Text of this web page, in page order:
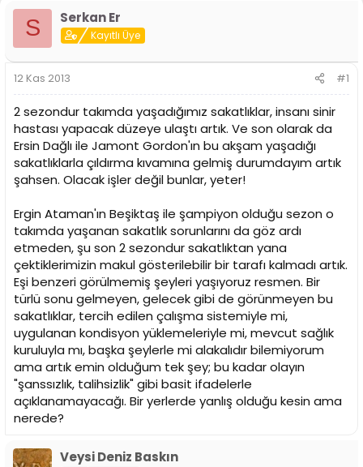
u
y
u
B
a
ş
l
a
t
a
n
a
n
ı
t
a
r
i
h
i
S Serkan Er
Kayıtlı Üye
12 Kas 2013 #1
2 sezondur takımda yaşadığımız sakatlıklar, insanı sinir
hastası yapacak düzeye ulaştı artık. Ve son olarak da
Ersin Dağlı ile Jamont Gordon'ın bu akşam yaşadığı
sakatlıklarla çıldırma kıvamına gelmiş durumdayım artık
şahsen. Olacak işler değil bunlar, yeter!
Ergin Ataman'ın Beşiktaş ile şampiyon olduğu sezon o
takımda yaşanan sakatlık sorunlarını da göz ardı
etmeden, şu son 2 sezondur sakatlıktan yana
çektiklerimizin makul gösterilebilir bir tarafı kalmadı artık.
Eşi benzeri görülmemiş şeyleri yaşıyoruz resmen. Bir
türlü sonu gelmeyen, gelecek gibi de görünmeyen bu
sakatlıklar, tercih edilen çalışma sistemiyle mi,
uygulanan kondisyon yüklemeleriyle mi, mevcut sağlık
kuruluyla mı, başka şeylerle mi alakalıdır bilemiyorum
ama artık emin olduğum tek şey; bu kadar olayın
"şanssızlık, talihsizlik" gibi basit ifadelerle
açıklanamayacağı. Bir yerlerde yanlış olduğu kesin ama
nerede?
Veysi Deniz Baskın